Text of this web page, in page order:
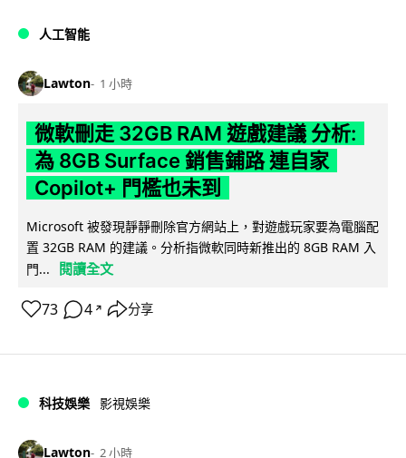
人工智能
Lawton 1 小時
微軟刪走 32GB RAM 遊戲建議 分析:
為 8GB Surface 銷售鋪路 連自家
Copilot+ 門檻也未到
Microsoft 被發現靜靜刪除官方網站上，對遊戲玩家要為電腦配
置 32GB RAM 的建議。分析指微軟同時新推出的 8GB RAM 入
門...
閱讀全文
73 4 ↗ 分享
科技娛樂 影視娛樂
Lawton 2 小時